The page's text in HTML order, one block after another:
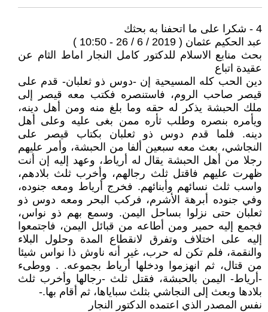
4 - شكرا على ما اتحفنا به بحثك
عبد الحكيم عثمان ( 2019 / 6 / 26 - 10:50 )
بحث منابع الاسلام للدكتور كامل النجار اماط الثام عن
عقيدة اتباع
دين الحب كله المسيحية إن -دوس ذو ثعلبان- قدم على
قيصر صاحب الروم، فاستنصره فكتب معه قيصر إلى
ملك الحبشة يذكر له حقه وما بلغ منه ومن أهل دينه،
ويأمره بنصره وطلب ثأره ممن بغى عليه وعلى أهل
دينه. فلما قدم دوس ذو ثعلبان بكتاب قيصر على
النجاشي، بعث معه سبعين ألفا من الحبشة، وأمر عليهم
رجلا من أهل الحبشة يقال له أرياط، وعهد إليه إن أنت
ظهرت عليهم فاقتل ثلث رجالهم، وأخرب ثلث بلادهم،
واسب ثلث نسائهم وأبنائهم. فخرج أرياط ومعه جنوده،
وفي جنوده أبرهة الأشرم، فركب البحر ومعه دوس ذو
ثعلبان حتى نزلوا بساحل اليمن. وسمع بهم ذو نواس،
فجمع إليه حمير ومن أطاعه من قبائل اليمن، فاجتمعوا
إليه على اختلاف وتفرق لانقطاع المدة وحلول البلاء
والنقمة، فلم تكن له حرب، غير أنه ناوش ذا نواس شيئا
من قتال، ثم انهزموا ودخلها أرياط بجموعه. . ووطىء
-أرياط- اليمن بالحبشة، فقتل ثلث -رجالها وأخرب ثلث
بلادها وبعث إلى النجاشي بثلث سباياها، ثم أقام بها.-
نفس المصدر الذي اعتمده الدكتور النجار